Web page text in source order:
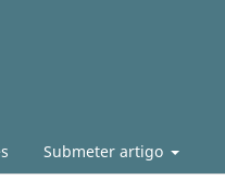
Submeter artigo